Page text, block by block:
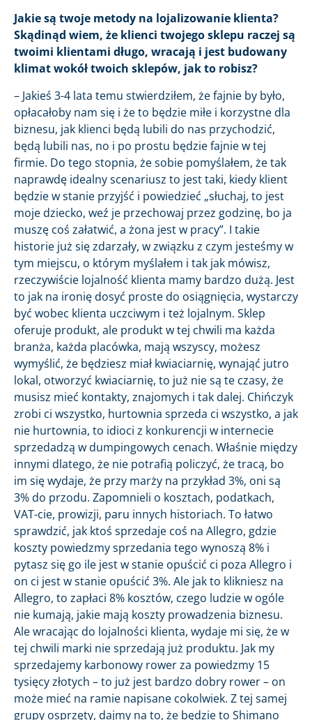
Jakie są twoje metody na lojalizowanie klienta?
Skądinąd wiem, że klienci twojego sklepu raczej są
twoimi klientami długo, wracają i jest budowany
klimat wokół twoich sklepów, jak to robisz?
– Jakieś 3-4 lata temu stwierdziłem, że fajnie by było,
opłacałoby nam się i że to będzie miłe i korzystne dla
biznesu, jak klienci będą lubili do nas przychodzić,
będą lubili nas, no i po prostu będzie fajnie w tej
firmie. Do tego stopnia, że sobie pomyślałem, że tak
naprawdę idealny scenariusz to jest taki, kiedy klient
będzie w stanie przyjść i powiedzieć „słuchaj, to jest
moje dziecko, weź je przechowaj przez godzinę, bo ja
muszę coś załatwić, a żona jest w pracy”. I takie
historie już się zdarzały, w związku z czym jesteśmy w
tym miejscu, o którym myślałem i tak jak mówisz,
rzeczywiście lojalność klienta mamy bardzo dużą. Jest
to jak na ironię dosyć proste do osiągnięcia, wystarczy
być wobec klienta uczciwym i też lojalnym. Sklep
oferuje produkt, ale produkt w tej chwili ma każda
branża, każda placówka, mają wszyscy, możesz
wymyślić, że będziesz miał kwiaciarnię, wynająć jutro
lokal, otworzyć kwiaciarnię, to już nie są te czasy, że
musisz mieć kontakty, znajomych i tak dalej. Chińczyk
zrobi ci wszystko, hurtownia sprzeda ci wszystko, a jak
nie hurtownia, to idioci z konkurencji w internecie
sprzedadzą w dumpingowych cenach. Właśnie między
innymi dlatego, że nie potrafią policzyć, że tracą, bo
im się wydaje, że przy marży na przykład 3%, oni są
3% do przodu. Zapomnieli o kosztach, podatkach,
VAT-cie, prowizji, paru innych historiach. To łatwo
sprawdzić, jak ktoś sprzedaje coś na Allegro, gdzie
koszty powiedzmy sprzedania tego wynoszą 8% i
pytasz się go ile jest w stanie opuścić ci poza Allegro i
on ci jest w stanie opuścić 3%. Ale jak to klikniesz na
Allegro, to zapłaci 8% kosztów, czego ludzie w ogóle
nie kumają, jakie mają koszty prowadzenia biznesu.
Ale wracając do lojalności klienta, wydaje mi się, że w
tej chwili marki nie sprzedają już produktu. Jak my
sprzedajemy karbonowy rower za powiedzmy 15
tysięcy złotych – to już jest bardzo dobry rower – on
może mieć na ramie napisane cokolwiek. Z tej samej
grupy osprzęty, dajmy na to, że będzie to Shimano